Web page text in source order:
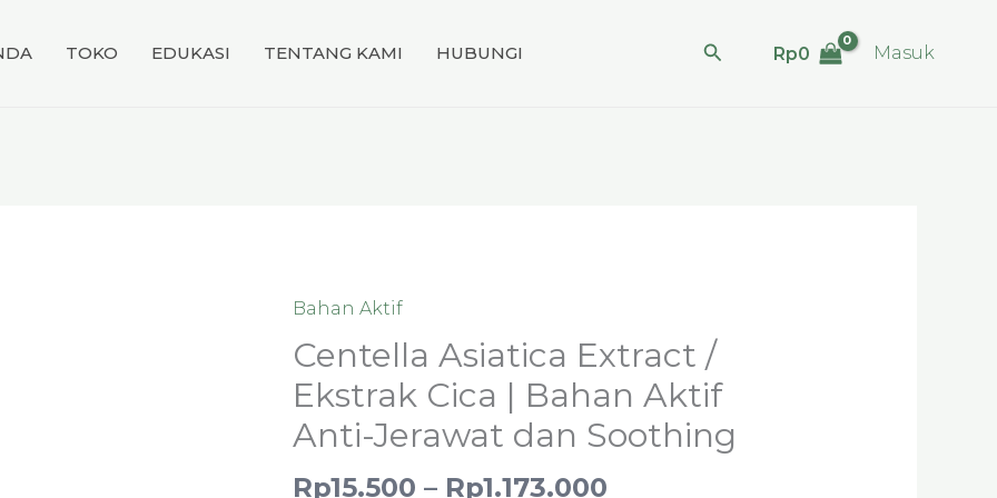
TOKO EDUKASI TENTANG KAMI HUBUNGI Cari Rp0 Masuk
Bahan Aktif
Centella Asiatica Extract /
Ekstrak Cica | Bahan Aktif
Anti-Jerawat dan Soothing
Rp15.500 – Rp1.173.000
harga:
Rp15.500
hingga
Rp1.173.000
Kuantitas
Centella
Extract
/